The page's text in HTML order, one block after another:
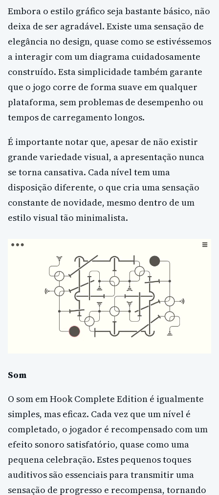
Embora o estilo gráfico seja bastante básico, não
deixa de ser agradável. Existe uma sensação de
elegância no design, quase como se estivéssemos
a interagir com um diagrama cuidadosamente
construído. Esta simplicidade também garante
que o jogo corre de forma suave em qualquer
plataforma, sem problemas de desempenho ou
tempos de carregamento longos.
É importante notar que, apesar de não existir
grande variedade visual, a apresentação nunca
se torna cansativa. Cada nível tem uma
disposição diferente, o que cria uma sensação
constante de novidade, mesmo dentro de um
estilo visual tão minimalista.
Som
O som em Hook Complete Edition é igualmente
simples, mas eficaz. Cada vez que um nível é
completado, o jogador é recompensado com um
efeito sonoro satisfatório, quase como uma
pequena celebração. Estes pequenos toques
auditivos são essenciais para transmitir uma
sensação de progresso e recompensa, tornando